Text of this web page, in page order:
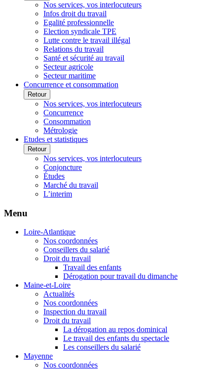
Nos services, vos interlocuteurs
Infos droit du travail
Egalité professionnelle
Election syndicale TPE
Lutte contre le travail illégal
Relations du travail
Santé et sécurité au travail
Secteur agricole
Secteur maritime
Concurrence et consommation
Retour
Nos services, vos interlocuteurs
Concurrence
Consommation
Métrologie
Etudes et statistiques
Retour
Nos services, vos interlocuteurs
Conjoncture
Études
Marché du travail
L’interim
Menu
Loire-Atlantique
Nos coordonnées
Conseillers du salarié
Droit du travail
Travail des enfants
Dérogation pour travail du dimanche
Maine-et-Loire
Actualités
Nos coordonnées
Inspection du travail
Droit du travail
La dérogation au repos dominical
Le travail des enfants du spectacle
Les conseillers du salarié
Mayenne
Nos coordonnées